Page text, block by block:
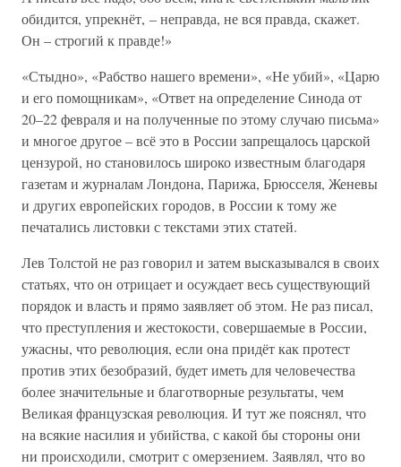
обидится, упрекнёт, – неправда, не вся правда, скажет.
Он – строгий к правде!»
«Стыдно», «Рабство нашего времени», «Не убий», «Царю
и его помощникам», «Ответ на определение Синода от
20–22 февраля и на полученные по этому случаю письма»
и многое другое – всё это в России запрещалось царской
цензурой, но становилось широко известным благодаря
газетам и журналам Лондона, Парижа, Брюсселя, Женевы
и других европейских городов, в России к тому же
печатались листовки с текстами этих статей.
Лев Толстой не раз говорил и затем высказывался в своих
статьях, что он отрицает и осуждает весь существующий
порядок и власть и прямо заявляет об этом. Не раз писал,
что преступления и жестокости, совершаемые в России,
ужасны, что революция, если она придёт как протест
против этих безобразий, будет иметь для человечества
более значительные и благотворные результаты, чем
Великая французская революция. И тут же пояснял, что
на всякие насилия и убийства, с какой бы стороны они
ни происходили, смотрит с омерзением. Заявлял, что во